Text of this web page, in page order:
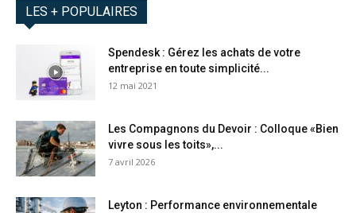
LES + POPULAIRES
Spendesk : Gérez les achats de votre
entreprise en toute simplicité...
12 mai 2021
Les Compagnons du Devoir : Colloque «Bien
vivre sous les toits»,...
7 avril 2026
Leyton : Performance environnementale